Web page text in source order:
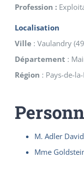
Profession :
Localisation
Ville : Vaulandry (
Département :
Région : Pays-de-
M. Adler David
Mme